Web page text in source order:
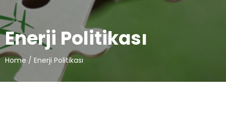
Enerji Politikası
Home / Enerji Politikası